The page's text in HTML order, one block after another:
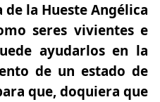
la Hueste Angélica
seres vivientes e
ayudarlos en la
de un estado de
que, doquiera que